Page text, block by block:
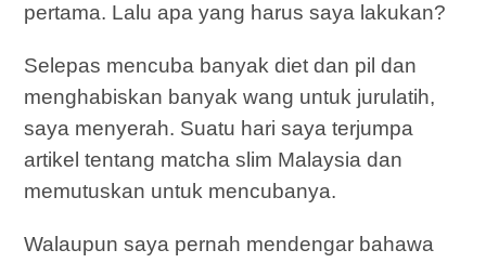
pertama. Lalu apa yang harus saya lakukan?
Selepas mencuba banyak diet dan pil dan
menghabiskan banyak wang untuk jurulatih,
saya menyerah. Suatu hari saya terjumpa
artikel tentang matcha slim Malaysia dan
memutuskan untuk mencubanya.
Walaupun saya pernah mendengar bahawa